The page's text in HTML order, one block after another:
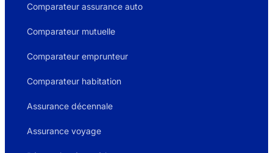
Comparateur assurance auto
Comparateur mutuelle
Comparateur emprunteur
Comparateur habitation
Assurance décennale
Assurance voyage